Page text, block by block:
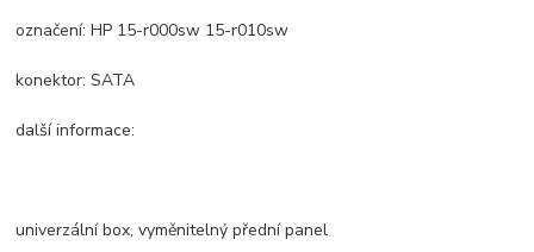
označení: HP 15-r000sw 15-r010sw
konektor: SATA
další informace:
univerzální box, vyměnitelný přední panel